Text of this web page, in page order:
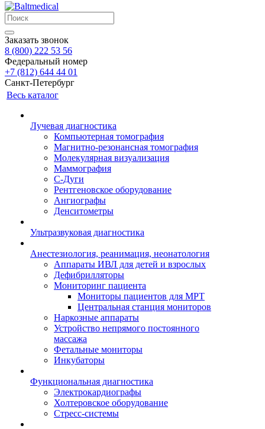
Заказать звонок
8 (800) 222 53 56
Федеральный номер
+7 (812) 644 44 01
Санкт-Петербург
Весь каталог
Лучевая диагностика
Компьютерная томография
Магнитно-резонансная томография
Молекулярная визуализация
Маммография
С-Дуги
Рентгеновское оборудование
Ангиографы
Денситометры
Ультразвуковая диагностика
Анестезиология, реанимация, неонатология
Аппараты ИВЛ для детей и взрослых
Дефибрилляторы
Мониторинг пациента
Мониторы пациентов для МРТ
Центральная станция мониторов
Наркозные аппараты
Устройство непрямого постоянного
массажа
Фетальные мониторы
Инкубаторы
Функциональная диагностика
Электрокардиографы
Холтеровское оборудование
Стресс-системы